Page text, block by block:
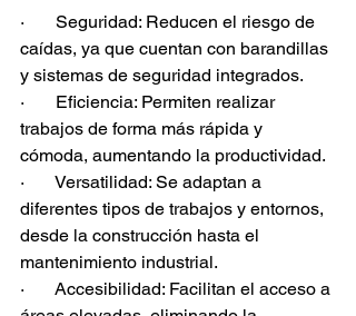
·       Seguridad: Reducen el riesgo de
caídas, ya que cuentan con barandillas
y sistemas de seguridad integrados.
·       Eficiencia: Permiten realizar
trabajos de forma más rápida y
cómoda, aumentando la productividad.
·       Versatilidad: Se adaptan a
diferentes tipos de trabajos y entornos,
desde la construcción hasta el
mantenimiento industrial.
·       Accesibilidad: Facilitan el acceso a